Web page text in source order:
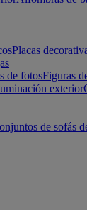
Placas
de fotosFiguras
exterior
de sofás